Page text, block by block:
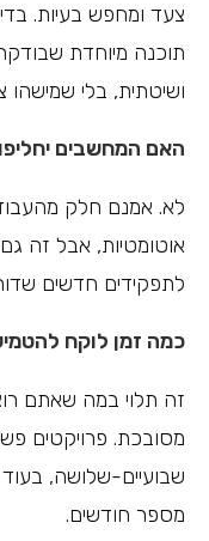
צעד ומחפש בעיות.
תוכנה מיוחדת
ושיטתית, בלי
האם המחשבים
לא. אמנם חלק
אוטומטיות, אבל זה
לתפקידים חדשים
כמה זמן לוקח
זה תלוי במה שאתם
מסובכת. פרויקטים
שבועיים-שלושה, בעוד
מספר חודשים.